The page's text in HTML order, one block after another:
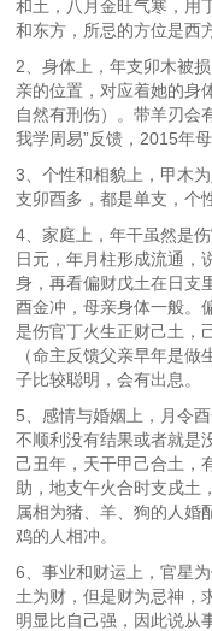
和土，八月金旺气寒，用
和东方，所忌的方位是西
2、身体上，年支卯木被
亲的位置，对应着她的身
自然有刑伤）。带羊刃会
我学周易”反馈，2015年
3、个性和相貌上，甲木
支卯酉多，都是单支，个
4、家庭上，年干虽然是
日元，年月柱形成流通，
身，再看偏财戊土在日支
酉金冲，母亲身体一般。
是伤官丁火生正财己土，
（命主反馈父亲早年是
子比较聪明，会有出息。
5、感情与婚姻上，月令
不顺利没有结果或者就是
己丑年，天干甲己合土，
助，地支午火合时支戌土
属相为猪、羊、狗的人婚
鸡的人相冲。
6、事业和财运上，官星
土为财，但是财为忌神，
明显比自己强，因此说从